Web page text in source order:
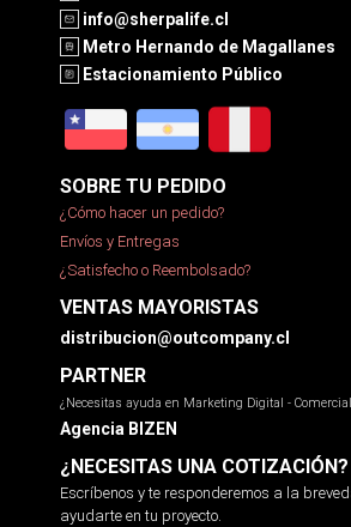
info@sherpalife.cl
Metro Hernando de Magallanes
Estacionamiento Público
SOBRE TU PEDIDO
¿Cómo hacer un pedido?
Envíos y Entregas
¿Satisfecho o Reembolsado?
VENTAS MAYORISTAS
distribucion@outcompany.cl
PARTNER
¿Necesitas ayuda en Marketing Digital -
Agencia BIZEN
¿NECESITAS UNA COTIZACIÓN?
Escríbenos y te responderemos a la
ayudarte en tu proyecto.